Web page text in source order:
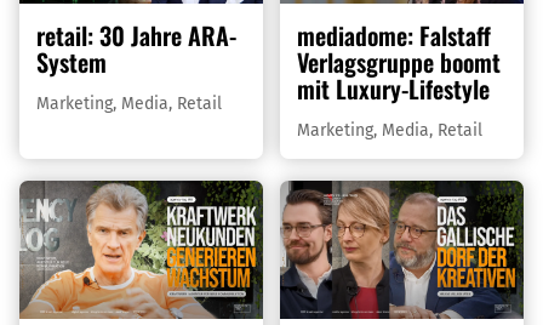
retail: 30 Jahre ARA-
System
Marketing, Media, Retail
mediadome: Falstaff
Verlagsgruppe boomt
mit Luxury-Lifestyle
Marketing, Media, Retail